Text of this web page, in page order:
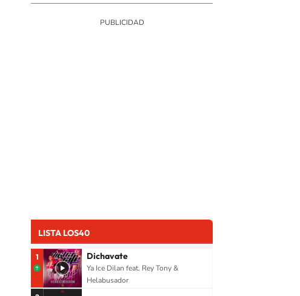
LISTA LOS40
1 Dichavate
Ya Ice Dilan feat. Rey Tony &
Helabusador